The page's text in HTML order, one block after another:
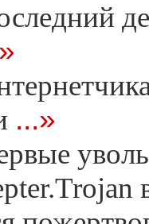
...»